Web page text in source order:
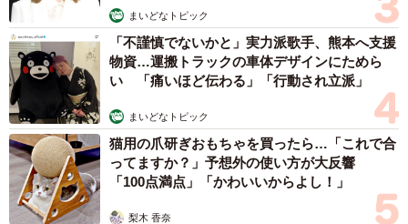
まいどなトピック
「不謹慎でないかと」実力派歌手、熊本へ支援
物資…運搬トラックの車体デザインにためら
い 「痛いほど伝わる」「行動され立派」
まいどなトピック
猫用の爪研ぎおもちゃを買ったら…「これで合
ってますか？」予想外の使い方が大反響
「100点満点」「かわいいからよし！」
梨木 香奈